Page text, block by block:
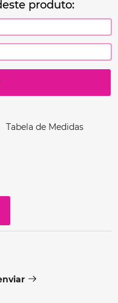
Tabela de Medidas